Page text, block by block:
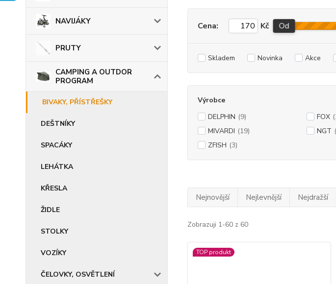
NAVIJÁKY
PRUTY
CAMPING A OUTDOR
PROGRAM
BIVAKY, PŘÍSTŘEŠKY
DEŠTNÍKY
SPACÁKY
LEHÁTKA
KŘESLA
ŽIDLE
STOLKY
VOZÍKY
ČELOVKY, OSVĚTLENÍ
Cena: Kč Od
Skladem Novinka Akce
Výrobce
DELPHIN (9) FOX
MIVARDI (19) NGT
ZFISH (3)
Nejnovější Nejlevnější Nejdražší
Zobrazuji 1-60 z 60
TOP produkt